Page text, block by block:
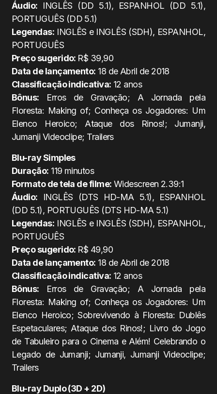
Áudio: INGLÊS (DD 5.1), ESPANHOL (DD 5.1),
PORTUGUÊS (DD 5.1)
Legendas: INGLÊS e INGLÊS (SDH), ESPANHOL,
PORTUGUÊS
Preço sugerido: R$ 39,90
Data de lançamento: 18 de Abril de 2018
Classificação indicativa: 12 anos
Bônus: Erros de Gravação; A Jornada pela
Floresta: Making of; Conheça os Jogadores: Um
Elenco Heroico; Ataque dos Rinos!; Jumanji,
Jumanji Videoclipe; Trailers
Blu-ray Simples
Duração: 119 minutos
Formato de tela de filme: Widescreen 2.39:1
Áudio: INGLÊS (DTS HD-MA 5.1), ESPANHOL
(DD 5.1), PORTUGUÊS (DTS HD-MA 5.1)
Legendas: INGLÊS e INGLÊS (SDH), ESPANHOL,
PORTUGUÊS
Preço sugerido: R$ 49,90
Data de lançamento: 18 de Abril de 2018
Classificação indicativa: 12 anos
Bônus: Erros de Gravação; A Jornada pela
Floresta: Making of; Conheça os Jogadores: Um
Elenco Heroico; Sobrevivendo à Floresta: Dublês
Espetaculares; Ataque dos Rinos!; Livro do Jogo
de Tabuleiro para o Cinema e Além! Celebrando o
Legado de Jumanji; Jumanji, Jumanji Videoclipe;
Trailers
Blu-ray Duplo (3D + 2D)